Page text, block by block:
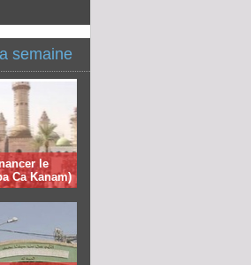
semaine
le
Ca Kanam)